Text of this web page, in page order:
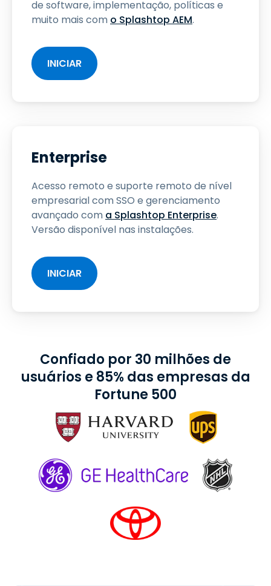
de software, implementação, políticas e
muito mais com o Splashtop AEM.
INICIAR
Enterprise
Acesso remoto e suporte remoto de nível
empresarial com SSO e gerenciamento
avançado com a Splashtop Enterprise.
Versão disponível nas instalações.
INICIAR
Confiado por 30 milhões de
usuários e 85% das empresas da
Fortune 500